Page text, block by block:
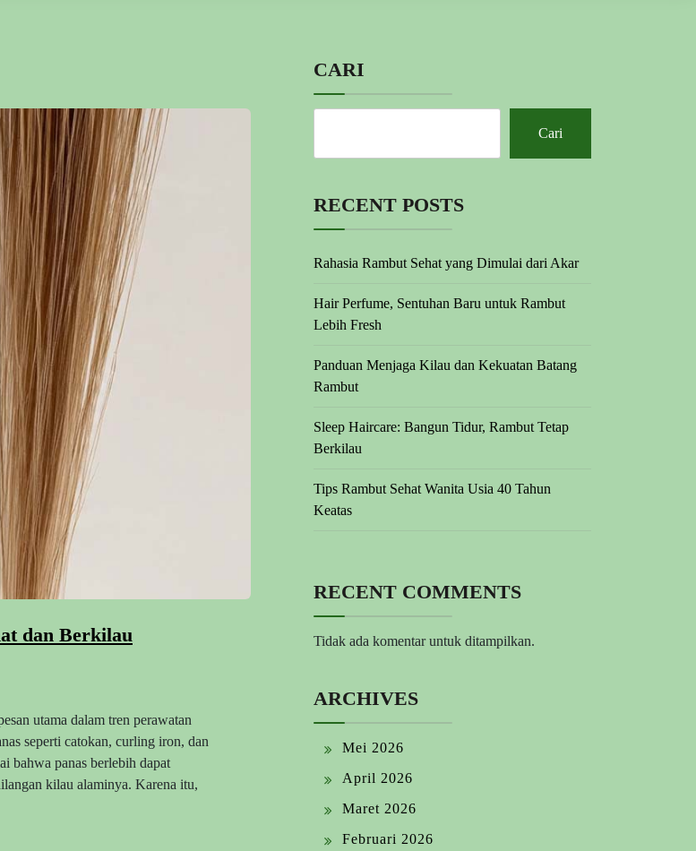
dan Berkilau
utama dalam tren perawatan
seperti catokan, curling iron, dan
bahwa panas berlebih dapat
kilau alaminya. Karena itu,
CARI
Cari
RECENT POSTS
Rahasia Rambut Sehat yang Dimulai dari Akar
Hair Perfume, Sentuhan Baru untuk Rambut
Lebih Fresh
Panduan Menjaga Kilau dan Kekuatan Batang
Rambut
Sleep Haircare: Bangun Tidur, Rambut Tetap
Berkilau
Tips Rambut Sehat Wanita Usia 40 Tahun
Keatas
RECENT COMMENTS
Tidak ada komentar untuk ditampilkan.
ARCHIVES
Mei 2026
April 2026
Maret 2026
Februari 2026